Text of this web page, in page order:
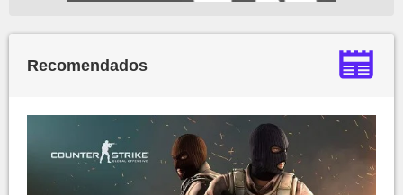
Recomendados